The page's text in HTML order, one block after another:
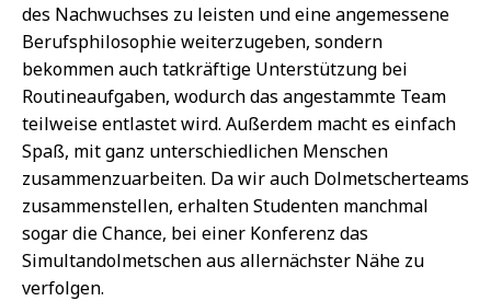
des Nachwuchses zu leisten und eine angemessene
Berufsphilosophie weiterzugeben, sondern
bekommen auch tatkräftige Unterstützung bei
Routineaufgaben, wodurch das angestammte Team
teilweise entlastet wird. Außerdem macht es einfach
Spaß, mit ganz unterschiedlichen Menschen
zusammenzuarbeiten. Da wir auch Dolmetscherteams
zusammenstellen, erhalten Studenten manchmal
sogar die Chance, bei einer Konferenz das
Simultandolmetschen aus allernächster Nähe zu
verfolgen.